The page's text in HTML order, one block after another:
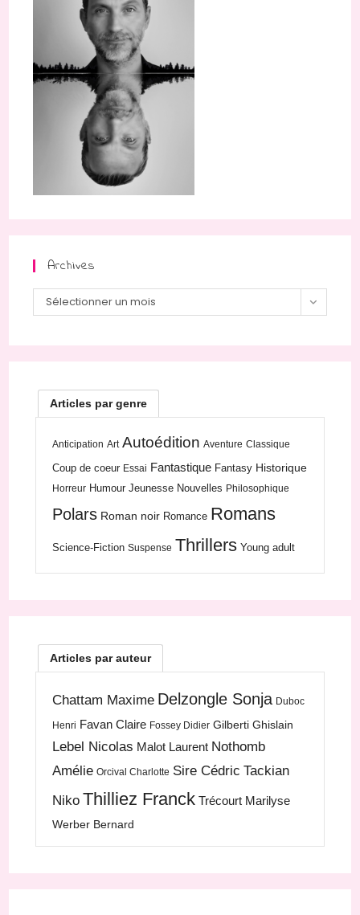
Archives
Archives
Sélectionner un mois
Articles par genre
Anticipation Art Autoédition Aventure Classique
Coup de coeur Essai Fantastique Fantasy Historique
Horreur Humour Jeunesse Nouvelles Philosophique
Polars Roman noir Romance Romans
Science-Fiction Suspense Thrillers Young adult
Articles par auteur
Chattam Maxime Delzongle Sonja Duboc
Henri Favan Claire Fossey Didier Gilberti Ghislain
Lebel Nicolas Malot Laurent Nothomb
Amélie Orcival Charlotte Sire Cédric Tackian
Niko Thilliez Franck Trécourt Marilyse
Werber Bernard